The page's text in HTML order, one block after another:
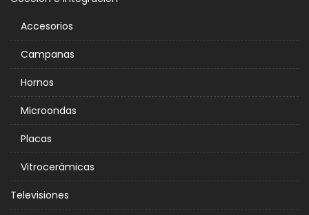
Accesorios
Campanas
Hornos
Microondas
Placas
Vitrocerámicas
Televisiones